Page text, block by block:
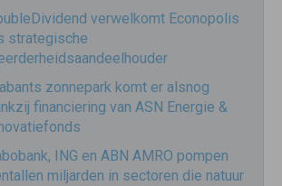
verwelkomt Econopolis
strategische
zonnepark komt er alsnog
financiering van ASN Energie &
ING en ABN AMRO pompen
miljarden in sectoren die natuur